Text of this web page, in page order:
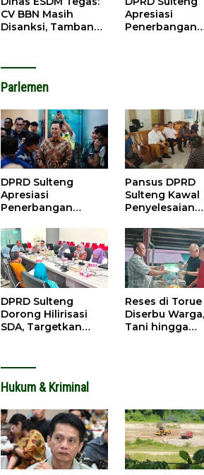
CV BBN Masih
Disanksi, Tambang
Apresiasi
Penerbangan
Parlemen
DPRD Sulteng
Apresiasi
Penerbangan
Guangzhou, Dorong
Investasi
Pansus DPRD
Sulteng Kawal
Penyelesaian
Sawit di
DPRD Sulteng
Dorong Hilirisasi
SDA, Targetkan
Reses di Torue
Diserbu
Tani hingga
Hukum & Kriminal